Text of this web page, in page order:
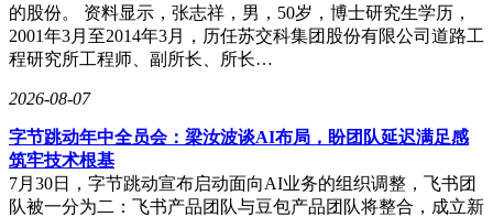
的股份。 资料显示，张志祥，男，50岁，博士研究生学历，
2001年3月至2014年3月，历任苏交科集团股份有限公司道路工
程研究所工程师、副所长、所长…
2026-08-07
字节跳动年中全员会：梁汝波谈AI布局，盼团队延迟满足感
筑牢技术根基
7月30日，字节跳动宣布启动面向AI业务的组织调整，飞书团
队被一分为二：飞书产品团队与豆包产品团队将整合，成立新